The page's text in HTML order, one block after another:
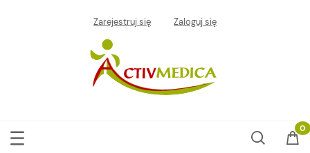
Zarejestruj się Zaloguj się